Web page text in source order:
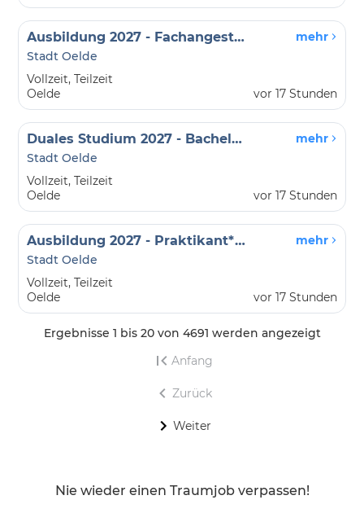
Ausbildung 2027 - Fachangestellte*r für Bäderbetriebe (m/w/d)
Stadt Oelde
Vollzeit, Teilzeit
Oelde
mehr
vor 17 Stunden
Duales Studium 2027 - Bachelor of Arts Verwaltung/BWL (m/w/d)
Stadt Oelde
Vollzeit, Teilzeit
Oelde
mehr
vor 17 Stunden
Ausbildung 2027 - Praktikant*in im Anerkennungsjahr als Erzieher*in (m/w/d)
Stadt Oelde
Vollzeit, Teilzeit
Oelde
mehr
vor 17 Stunden
Ergebnisse 1 bis 20 von 4691 werden angezeigt
Anfang
Zurück
Weiter
Nie wieder einen Traumjob verpassen!